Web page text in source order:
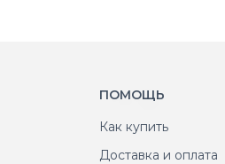
ПОМОЩЬ
Как купить
Доставка и оплата